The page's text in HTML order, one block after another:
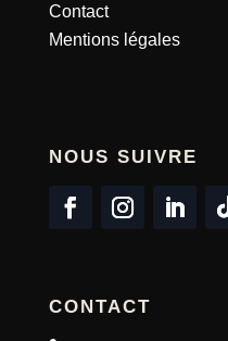
Contact
Mentions légales
NOUS SUIVRE
CONTACT